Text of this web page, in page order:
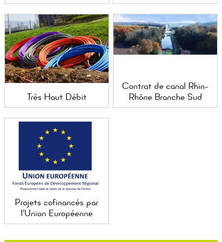
Très Haut Débit
Contrat de canal Rhin-
Rhône Branche Sud
Projets cofinancés par
l'Union Européenne